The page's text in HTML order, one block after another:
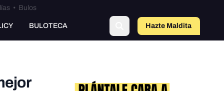
• Bulos
BULOTECA Hazte Maldito